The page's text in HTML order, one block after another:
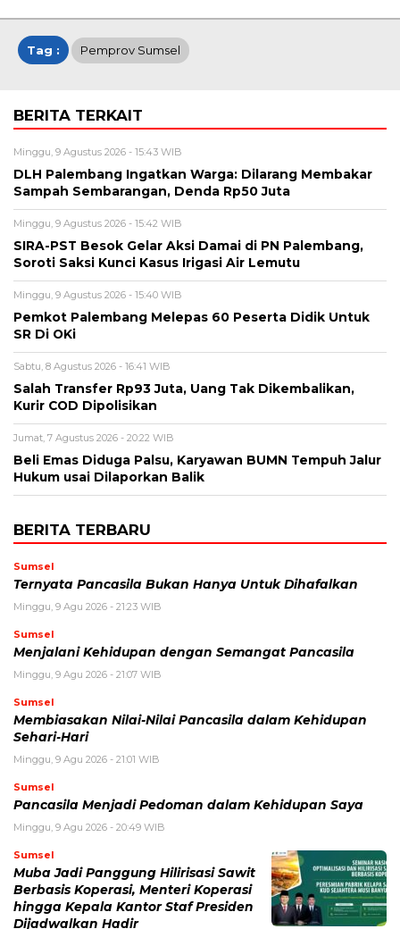
Tag : Pemprov Sumsel
BERITA TERKAIT
Minggu, 9 Agustus 2026 - 15:43 WIB
DLH Palembang Ingatkan Warga: Dilarang Membakar
Sampah Sembarangan, Denda Rp50 Juta
Minggu, 9 Agustus 2026 - 15:42 WIB
SIRA-PST Besok Gelar Aksi Damai di PN Palembang,
Soroti Saksi Kunci Kasus Irigasi Air Lemutu
Minggu, 9 Agustus 2026 - 15:40 WIB
Pemkot Palembang Melepas 60 Peserta Didik Untuk
SR Di OKi
Sabtu, 8 Agustus 2026 - 16:41 WIB
Salah Transfer Rp93 Juta, Uang Tak Dikembalikan,
Kurir COD Dipolisikan
Jumat, 7 Agustus 2026 - 20:22 WIB
Beli Emas Diduga Palsu, Karyawan BUMN Tempuh Jalur
Hukum usai Dilaporkan Balik
BERITA TERBARU
Sumsel
Ternyata Pancasila Bukan Hanya Untuk Dihafalkan
Minggu, 9 Agu 2026 - 21:23 WIB
Sumsel
Menjalani Kehidupan dengan Semangat Pancasila
Minggu, 9 Agu 2026 - 21:07 WIB
Sumsel
Membiasakan Nilai-Nilai Pancasila dalam Kehidupan
Sehari-Hari
Minggu, 9 Agu 2026 - 21:01 WIB
Sumsel
Pancasila Menjadi Pedoman dalam Kehidupan Saya
Minggu, 9 Agu 2026 - 20:49 WIB
Sumsel
Muba Jadi Panggung Hilirisasi Sawit
Berbasis Koperasi, Menteri Koperasi
hingga Kepala Kantor Staf Presiden
Dijadwalkan Hadir